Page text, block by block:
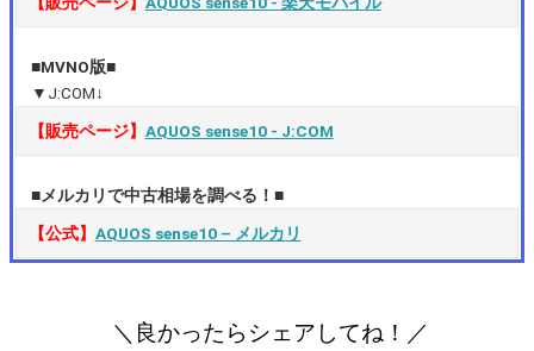
■MVNO版■
▼J:COM↓
【販売ページ】 AQUOS sense10 ‐ J:COM
■メルカリで中古相場を調べる！■
【公式】 AQUOS sense10 – メルカリ
＼良かったらシェアしてね！／